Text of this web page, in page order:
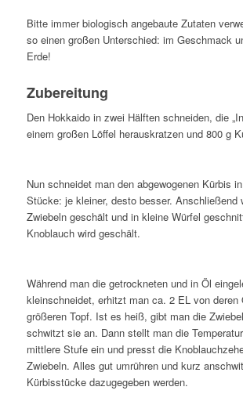
Bitte immer biologisch angebaute Zutaten
so einen großen Unterschied: im Geschmack
Erde!
Zubereitung
Den Hokkaido in zwei Hälften schneiden, die
einem großen Löffel herauskratzen und 800 g
Nun schneidet man den abgewogenen Kürbis
Stücke: je kleiner, desto besser. Anschließend
Zwiebeln geschält und in kleine Würfel
Knoblauch wird geschält.
Während man die getrockneten und in Öl
kleinschneidet, erhitzt man ca. 2 EL von deren
größeren Topf. Ist es heiß, gibt man die
schwitzt sie an. Dann stellt man die
mittlere Stufe ein und presst die
Zwiebeln. Alles gut umrühren und kurz
Kürbisstücke dazugegeben werden.